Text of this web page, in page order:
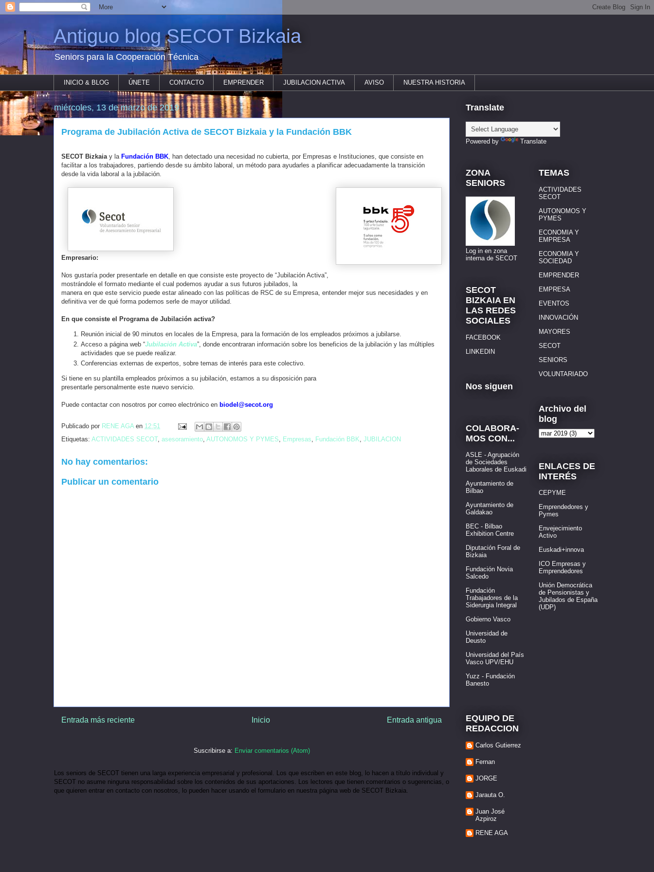
Antiguo blog SECOT Bizkaia
Seniors para la Cooperación Técnica
INICIO & BLOG ÚNETE CONTACTO EMPRENDER JUBILACION ACTIVA AVISO NUESTRA HISTORIA
miércoles, 13 de marzo de 2019
Programa de Jubilación Activa de SECOT Bizkaia y la Fundación BBK
SECOT Bizkaia y la Fundación BBK , han detectado una necesidad no cubierta, por Empresas e Instituciones, que consiste en
facilitar a los trabajadores, partiendo desde su ámbito laboral, un método para ayudarles a planificar adecuadamente la transición
desde la vida laboral a la jubilación.
Empresario:
Nos gustaría poder presentarle en detalle en que consiste este proyecto de “Jubilación Activa”,
mostrándole el formato mediante el cual podemos ayudar a sus futuros jubilados, la
manera en que este servicio puede estar alineado con las políticas de RSC de su Empresa, entender mejor sus necesidades y en
definitiva ver de qué forma podemos serle de mayor utilidad.
En que consiste el Programa de Jubilación activa?
Reunión inicial de 90 minutos en locales de la Empresa, para la formación de los empleados próximos a jubilarse.
Acceso a página web “Jubilación Activa”, donde encontraran información sobre los beneficios de la jubilación y las múltiples
actividades que se puede realizar.
Conferencias externas de expertos, sobre temas de interés para este colectivo.
Si tiene en su plantilla empleados próximos a su jubilación, estamos a su disposición para
presentarle personalmente este nuevo servicio.
Puede contactar con nosotros por correo electrónico en biodel@secot.org
Publicado por RENE AGA en 12:51
Etiquetas: ACTIVIDADES SECOT, asesoramiento, AUTONOMOS Y PYMES, Empresas, Fundación BBK, JUBILACION
No hay comentarios:
Publicar un comentario
Entrada más reciente Entrada antigua
Inicio
Suscribirse a: Enviar comentarios (Atom)
Los seniors de SECOT tienen una larga experiencia empresarial y profesional. Los que escriben en este blog, lo hacen a título individual y
SECOT no asume ninguna responsabilidad sobre los contenidos de sus aportaciones. Los lectores que tienen comentarios o sugerencias, o
que quieren entrar en contacto con nosotros, lo pueden hacer usando el formulario en nuestra página web de SECOT Bizkaia.
Translate
Powered by Translate
ZONA
SENIORS
Log in en zona
interna de SECOT
SECOT
BIZKAIA EN
LAS REDES
SOCIALES
FACEBOOK
LINKEDIN
Nos siguen
COLABORA-
MOS CON...
ASLE - Agrupación
de Sociedades
Laborales de Euskadi
Ayuntamiento de
Bilbao
Ayuntamiento de
Galdakao
BEC - Bilbao
Exhibition Centre
Diputación Foral de
Bizkaia
Fundación Novia
Salcedo
Fundación
Trabajadores de la
Siderurgia Integral
Gobierno Vasco
Universidad de
Deusto
Universidad del País
Vasco UPV/EHU
Yuzz - Fundación
Banesto
EQUIPO DE
REDACCION
Carlos Gutierrez
Fernan
JORGE
Jarauta O.
Juan José
Azpiroz
RENE AGA
TEMAS
ACTIVIDADES
SECOT
AUTONOMOS Y
PYMES
ECONOMIA Y
EMPRESA
ECONOMIA Y
SOCIEDAD
EMPRENDER
EMPRESA
EVENTOS
INNOVACIÓN
MAYORES
SECOT
SENIORS
VOLUNTARIADO
Archivo del
blog
ENLACES DE
INTERÉS
CEPYME
Emprendedores y
Pymes
Envejecimiento
Activo
Euskadi+innova
ICO Empresas y
Emprendedores
Unión Democrática
de Pensionistas y
Jubilados de España
(UDP)